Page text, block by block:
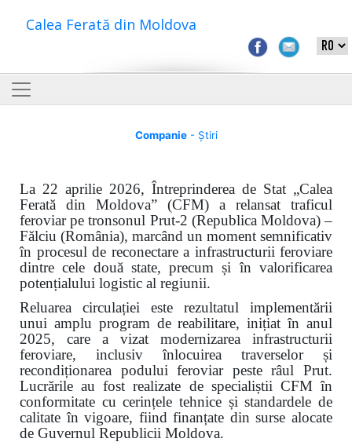
Calea Ferată din Moldova
Companie- Știri
La 22 aprilie 2026, Întreprinderea de Stat „Calea
Ferată din Moldova” (CFM) a relansat traficul
feroviar pe tronsonul Prut-2 (Republica Moldova) –
Fălciu (România), marcând un moment semnificativ
în procesul de reconectare a infrastructurii feroviare
dintre cele două state, precum și în valorificarea
potențialului logistic al regiunii.
Reluarea circulației este rezultatul implementării
unui amplu program de reabilitare, inițiat în anul
2025, care a vizat modernizarea infrastructurii
feroviare, inclusiv înlocuirea traverselor și
recondiționarea podului feroviar peste râul Prut.
Lucrările au fost realizate de specialiștii CFM în
conformitate cu cerințele tehnice și standardele de
calitate în vigoare, fiind finanțate din surse alocate
de Guvernul Republicii Moldova.